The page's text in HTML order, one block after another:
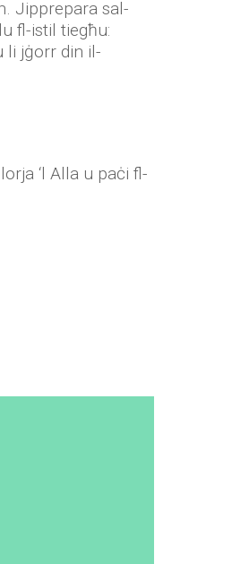
Jipprepara sal-
fl-istil tiegħu:
li jġorr din il-
‘l Alla u paċi fl-